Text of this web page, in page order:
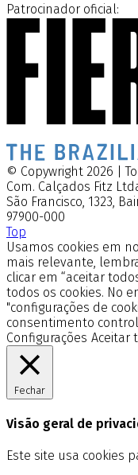
Patrocinador oficial:
© Copywright 2026 |
Com. Calçados Fitz
São Francisco, 1323,
97900-000
Top
Usamos cookies em
mais relevante,
clicar em “aceitar
todos os cookies. No
"configurações de
consentimento
Configurações Aceitar
Fechar
Visão geral de
Este site usa cookies